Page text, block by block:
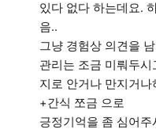
있다 없다 하는데요.
음..
그냥 경험상 의견을
관리는 조금 미뤄두
지로 안거나 만지거
+간식 쪼금 으로
긍정기억을 좀 심어